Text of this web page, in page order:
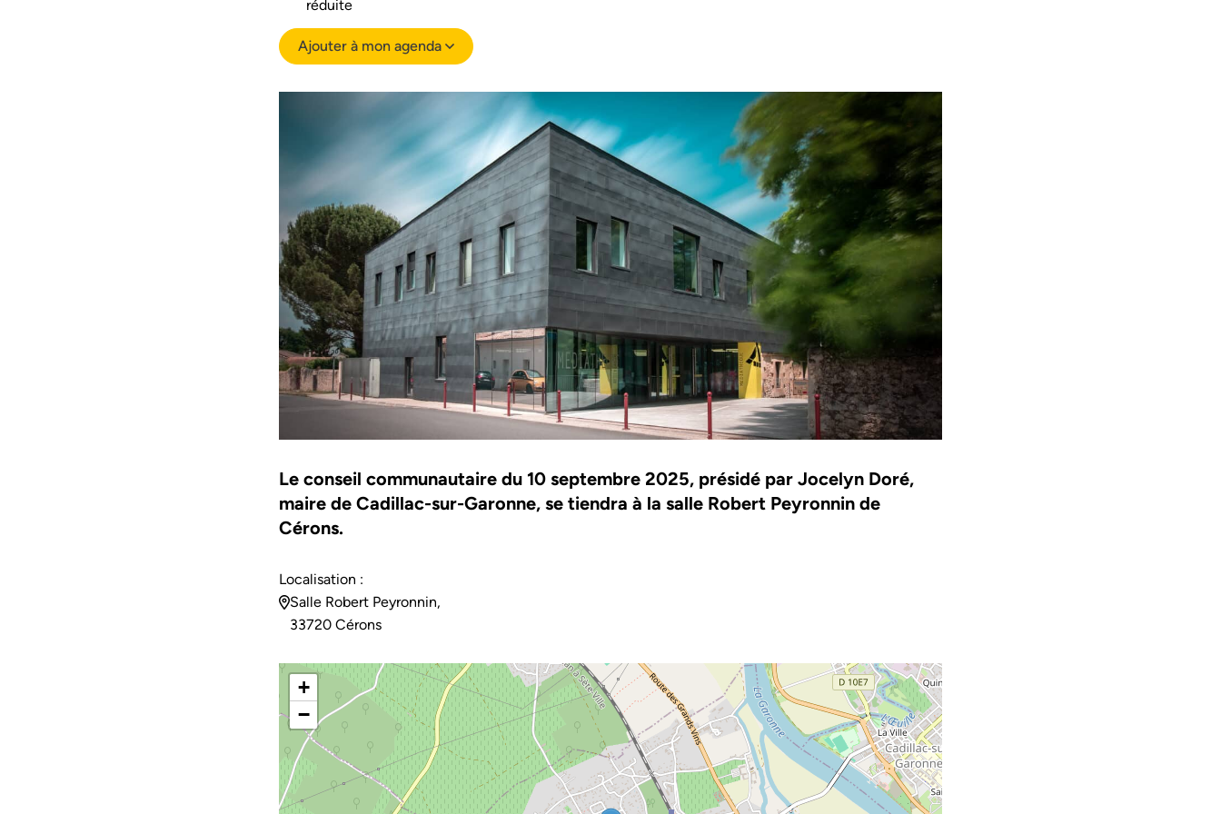
réduite
Ajouter à mon agenda
Le conseil communautaire du 10 septembre 2025, présidé par Jocelyn Doré,
maire de Cadillac-sur-Garonne, se tiendra à la salle Robert Peyronnin de
Cérons.
Localisation :
Salle Robert Peyronnin,
33720 Cérons
+
−